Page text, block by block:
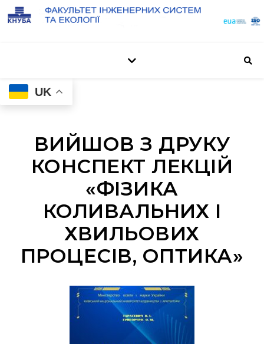
UK
ВИЙШОВ З ДРУКУ
КОНСПЕКТ ЛЕКЦІЙ
«ФІЗИКА
КОЛИВАЛЬНИХ І
ХВИЛЬОВИХ
ПРОЦЕСІВ, ОПТИКА»